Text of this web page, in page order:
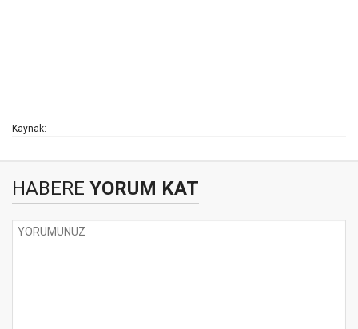
Kaynak:
HABERE YORUM KAT